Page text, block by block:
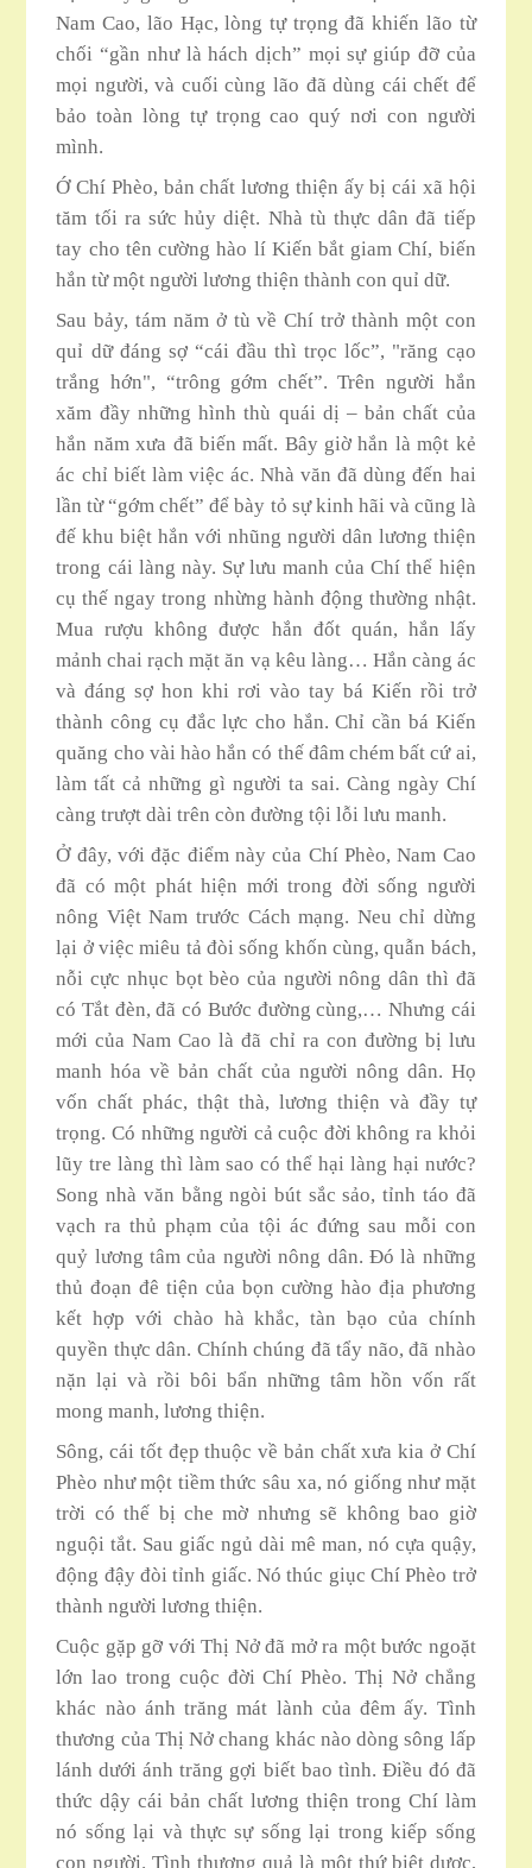
Nam Cao, lão Hạc, lòng tự trọng đã khiến lão từ
chối “gần như là hách dịch” mọi sự giúp đỡ của
mọi người, và cuối cùng lão đã dùng cái chết để
bảo toàn lòng tự trọng cao quý nơi con người
mình.
Ớ Chí Phèo, bản chất lương thiện ấy bị cái xã hội
tăm tối ra sức hủy diệt. Nhà tù thực dân đã tiếp
tay cho tên cường hào lí Kiến bắt giam Chí, biến
hắn từ một người lương thiện thành con quỉ dữ.
Sau bảy, tám năm ở tù về Chí trở thành một con
quỉ dữ đáng sợ “cái đầu thì trọc lốc”, "răng cạo
trắng hớn", “trông gớm chết”. Trên người hắn
xăm đầy những hình thù quái dị – bản chất của
hắn năm xưa đã biến mất. Bây giờ hắn là một kẻ
ác chỉ biết làm việc ác. Nhà văn đã dùng đến hai
lần từ “gớm chết” để bày tỏ sự kinh hãi và cũng là
đế khu biệt hắn với nhũng người dân lương thiện
trong cái làng này. Sự lưu manh của Chí thể hiện
cụ thế ngay trong nhừng hành động thường nhật.
Mua rượu không được hắn đốt quán, hắn lấy
mảnh chai rạch mặt ăn vạ kêu làng… Hắn càng ác
và đáng sợ hon khi rơi vào tay bá Kiến rồi trở
thành công cụ đắc lực cho hắn. Chỉ cần bá Kiến
quăng cho vài hào hắn có thế đâm chém bất cứ ai,
làm tất cả những gì người ta sai. Càng ngày Chí
càng trượt dài trên còn đường tội lỗi lưu manh.
Ở đây, với đặc điểm này của Chí Phèo, Nam Cao
đã có một phát hiện mới trong đời sống người
nông Việt Nam trước Cách mạng. Neu chỉ dừng
lại ở việc miêu tả đòi sống khốn cùng, quẫn bách,
nỗi cực nhục bọt bèo của người nông dân thì đã
có Tắt đèn, đã có Bước đường cùng,… Nhưng cái
mới của Nam Cao là đã chỉ ra con đường bị lưu
manh hóa về bản chất của người nông dân. Họ
vốn chất phác, thật thà, lương thiện và đầy tự
trọng. Có những người cả cuộc đời không ra khỏi
lũy tre làng thì làm sao có thể hại làng hại nước?
Song nhà văn bằng ngòi bút sắc sảo, tỉnh táo đã
vạch ra thủ phạm của tội ác đứng sau mỗi con
quỷ lương tâm của người nông dân. Đó là những
thủ đoạn đê tiện của bọn cường hào địa phương
kết hợp với chào hà khắc, tàn bạo của chính
quyền thực dân. Chính chúng đã tẩy não, đã nhào
nặn lại và rồi bôi bẩn những tâm hồn vốn rất
mong manh, lương thiện.
Sông, cái tốt đẹp thuộc về bản chất xưa kia ở Chí
Phèo như một tiềm thức sâu xa, nó giống như mặt
trời có thế bị che mờ nhưng sẽ không bao giờ
nguội tắt. Sau giấc ngủ dài mê man, nó cựa quậy,
động đậy đòi tỉnh giấc. Nó thúc giục Chí Phèo trở
thành người lương thiện.
Cuộc gặp gỡ với Thị Nở đã mở ra một bước ngoặt
lớn lao trong cuộc đời Chí Phèo. Thị Nở chẳng
khác nào ánh trăng mát lành của đêm ấy. Tình
thương của Thị Nở chang khác nào dòng sông lấp
lánh dưới ánh trăng gợi biết bao tình. Điều đó đã
thức dậy cái bản chất lương thiện trong Chí làm
nó sống lại và thực sự sống lại trong kiếp sống
con người. Tình thương quả là một thứ biệt dược,